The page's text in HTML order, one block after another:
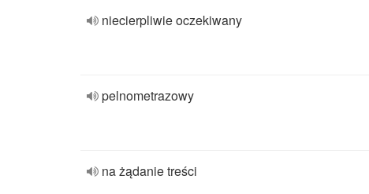
niecierpliwie oczekiwany
pelnometrazowy
na żądanie treści